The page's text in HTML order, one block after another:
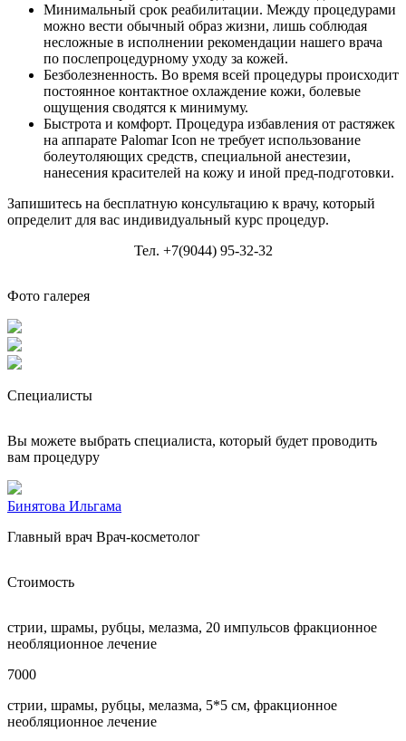
Минимальный срок реабилитации. Между процедурами
можно вести обычный образ жизни, лишь соблюдая
несложные в исполнении рекомендации нашего врача
по послепроцедурному уходу за кожей.
Безболезненность. Во время всей процедуры происходит
постоянное контактное охлаждение кожи, болевые
ощущения сводятся к минимуму.
Быстрота и комфорт. Процедура избавления от растяжек
на аппарате Palomar Icon не требует использование
болеутоляющих средств, специальной анестезии,
нанесения красителей на кожу и иной пред-подготовки.
Запишитесь на бесплатную консультацию к врачу, который
определит для вас индивидуальный курс процедур.
Тел. +7(9044) 95-32-32
Фото галерея
Специалисты
Вы можете выбрать специалиста, который будет проводить
вам процедуру
Бинятова Ильгама
Главный врач Врач-косметолог
Стоимость
стрии, шрамы, рубцы, мелазма, 20 импульсов фракционное
необляционное лечение
7000
стрии, шрамы, рубцы, мелазма, 5*5 см, фракционное
необляционное лечение